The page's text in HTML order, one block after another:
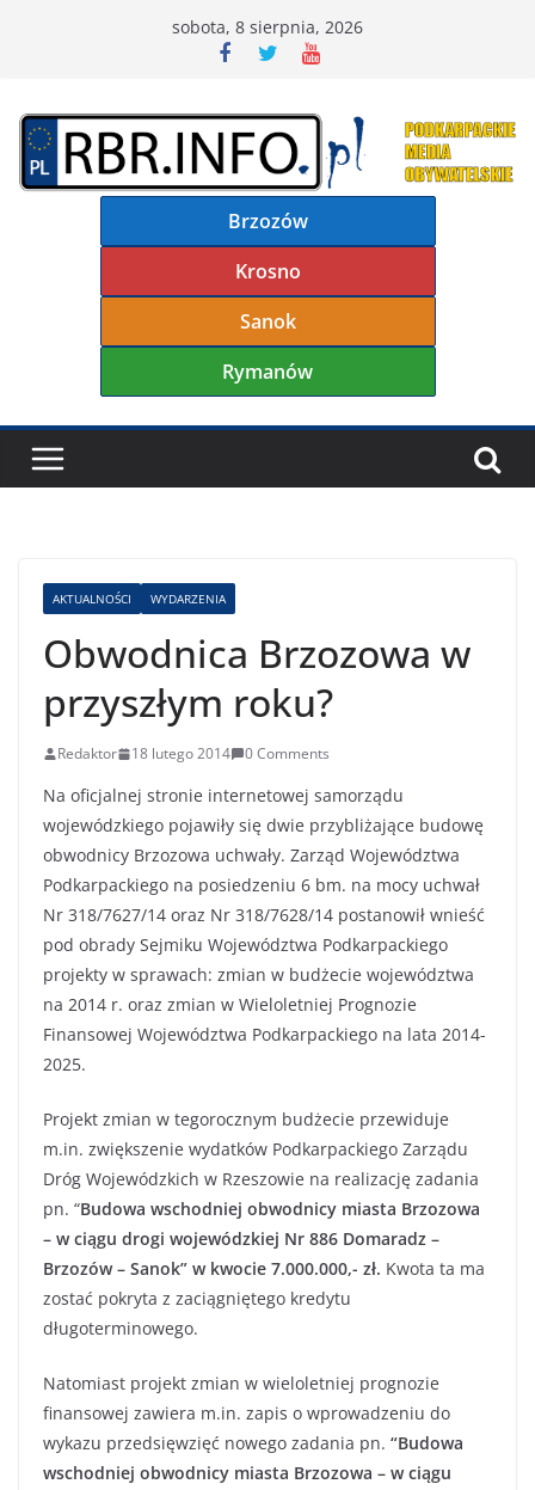
sobota, 8 sierpnia, 2026
Brzozów
Krosno
Sanok
Rymanów
AKTUALNOŚCI WYDARZENIA
Obwodnica Brzozowa w
przyszłym roku?
Redaktor 18 lutego 2014 0 Comments
Na oficjalnej stronie internetowej samorządu
wojewódzkiego pojawiły się dwie przybliżające budowę
obwodnicy Brzozowa uchwały. Zarząd Województwa
Podkarpackiego na posiedzeniu 6 bm. na mocy uchwał
Nr 318/7627/14 oraz Nr 318/7628/14 postanowił wnieść
pod obrady Sejmiku Województwa Podkarpackiego
projekty w sprawach: zmian w budżecie województwa
na 2014 r. oraz zmian w Wieloletniej Prognozie
Finansowej Województwa Podkarpackiego na lata 2014-
2025.
Projekt zmian w tegorocznym budżecie przewiduje
m.in. zwiększenie wydatków Podkarpackiego Zarządu
Dróg Wojewódzkich w Rzeszowie na realizację zadania
pn. “Budowa wschodniej obwodnicy miasta Brzozowa
– w ciągu drogi wojewódzkiej Nr 886 Domaradz –
Brzozów – Sanok” w kwocie 7.000.000,- zł. Kwota ta ma
zostać pokryta z zaciągniętego kredytu
długoterminowego.
Natomiast projekt zmian w wieloletniej prognozie
finansowej zawiera m.in. zapis o wprowadzeniu do
wykazu przedsięwzięć nowego zadania pn. “Budowa
wschodniej obwodnicy miasta Brzozowa – w ciągu